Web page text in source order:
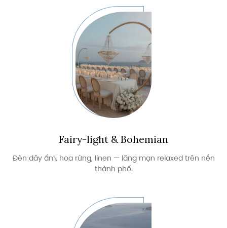
Fairy-light & Bohemian
Đèn dây ấm, hoa rừng, linen — lãng mạn relaxed trên nền
thành phố.